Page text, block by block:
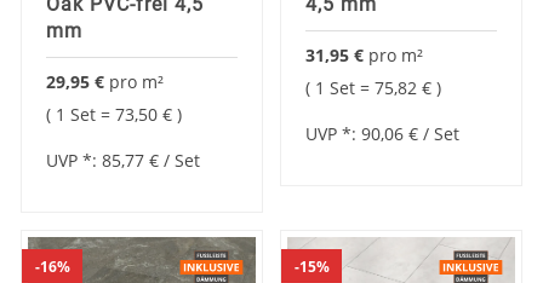
mm
29,95 € pro m²
1 Set = 73,50 €
UVP *: 85,77 € / Set
31,95 € pro m²
1 Set = 75,82 €
UVP *: 90,06 € / Set
16% 15%